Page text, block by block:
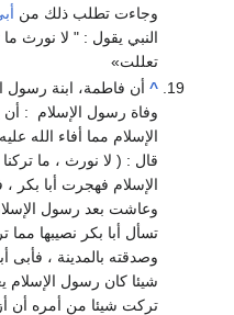
وجاءت تطلب ذلك من
النبي يقول : " لا نورث
تعللت»
^ أن فاطمة، ابنة رسول
وفاة رسول الإسلام : أن
الإسلام مما أفاء
قال : ( لا نورث ، ما
الإسلام فهجرت
وصدقته بالمدينة ، فأبى
تركت شيئا من أمره أن